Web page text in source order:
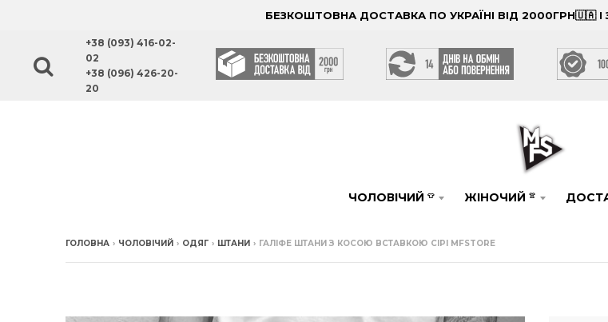
БЕЗКОШТОВНА ДОСТАВКА ПО УКРАЇНІ ВІД 2000ГРН🇺🇦
+38 (093) 416-02-
02
+38 (096) 426-20-
20
ЧОЛОВІЧИЙ 👕 ЖІНОЧИЙ 👚
ГОЛОВНА › ЧОЛОВІЧИЙ › ОДЯГ › ШТАНИ › ГАЛІФЕ ШТАНИ З КОСОЮ ВСТАВКОЮ СІРІ MFSTORE